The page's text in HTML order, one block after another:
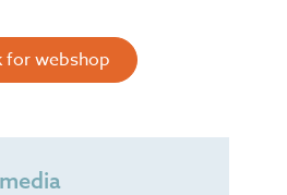
for webshop